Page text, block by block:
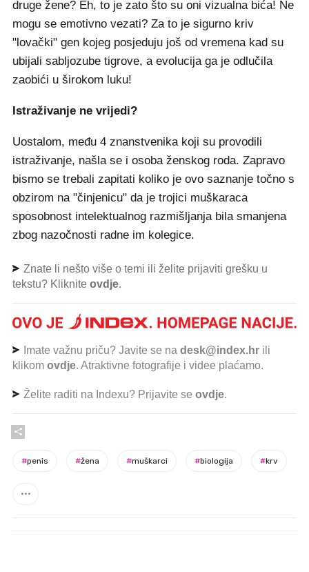
druge žene? Eh, to je zato što su oni vizualna bića! Ne
mogu se emotivno vezati? Za to je sigurno kriv
"lovački" gen kojeg posjeduju još od vremena kad su
ubijali sabljozube tigrove, a evolucija ga je odlučila
zaobići u širokom luku!
Istraživanje ne vrijedi?
Uostalom, među 4 znanstvenika koji su provodili
istraživanje, našla se i osoba ženskog roda. Zapravo
bismo se trebali zapitati koliko je ovo saznanje točno s
obzirom na "činjenicu" da je trojici muškaraca
sposobnost intelektualnog razmišljanja bila smanjena
zbog nazočnosti radne im kolegice.
Znate li nešto više o temi ili želite prijaviti grešku u
tekstu? Kliknite ovdje.
Imate važnu priču? Javite se na desk@index.hr ili
klikom ovdje. Atraktivne fotografije i videe plaćamo.
Želite raditi na Indexu? Prijavite se ovdje.
#penis #žena #muškarci #biologija #krv